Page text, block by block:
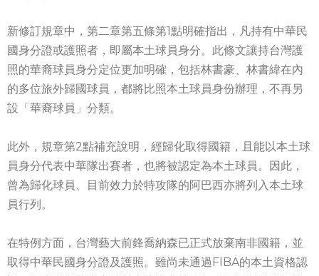
新修訂規章中，第二章第五條第1點明確指出，凡持有中華民
國身分證或護照者，即屬本土球員身分。此條文讓持台灣護
照的華裔球員身分定位更加明確，包括林書豪、林書緯在內
的多位旅外歸國球員，都將比照本土球員身份辦理，不再另
設「華裔球員」分類。
此外，規章第2點補充說明，經歸化取得國籍，且能以本土球
員身分代表中華隊出賽者，也將被認定為本土球員。因此，
曾為歸化球員、目前效力於特攻隊的阿巴西亦將列入本土球
員行列。
在特例方面，台灣藝大前鋒喬納森已正式放棄南非國籍，並
取得中華民國身分證及護照。雖尚未通過FIBA的本土資格認